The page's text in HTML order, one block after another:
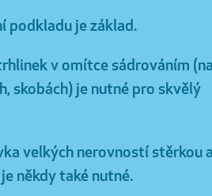
podkladu je základ.
v omítce sádrováním
skobách) je nutné pro skvělý
velkých nerovností stěrkou a
někdy také nutné.